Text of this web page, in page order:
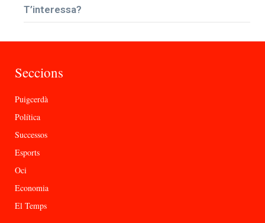
T’interessa?
Seccions
Puigcerdà
Política
Successos
Esports
Oci
Economia
El Temps